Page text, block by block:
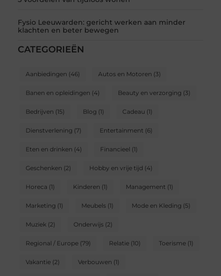
Fysio Leeuwarden: gericht werken aan minder
klachten en beter bewegen
CATEGORIEËN
Aanbiedingen (46) Autos en Motoren (3)
Banen en opleidingen (4) Beauty en verzorging (3)
Bedrijven (15) Blog (1) Cadeau (1)
Dienstverlening (7) Entertainment (6)
Eten en drinken (4) Financieel (1)
Geschenken (2) Hobby en vrije tijd (4)
Horeca (1) Kinderen (1) Management (1)
Marketing (1) Meubels(1) Mode en Kleding (5)
Muziek (2) Onderwijs(2)
Regional / Europe(79) Relatie(10) Toerisme(1)
Vakantie(2) Verbouwen (1)